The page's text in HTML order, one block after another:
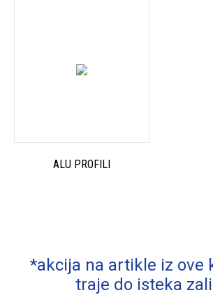
ALU PROFILI
*akcija na artikle iz ove
traje do isteka